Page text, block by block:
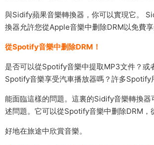
與Sidify蘋果音樂轉換器，你可以實現它。
換器允許您從Apple音樂中删除DRM以免費享
從Spotify音樂中删除DRM！
是否可以從Spotify音樂中提取MP3文件？或
Spotify音樂享受汽車播放器嗎？許多Spotify
能面臨這樣的問題。這裏的Sidify音樂轉換器
述問題。它可以從Spotify音樂中删除DRM，
好地在旅途中欣賞音樂。